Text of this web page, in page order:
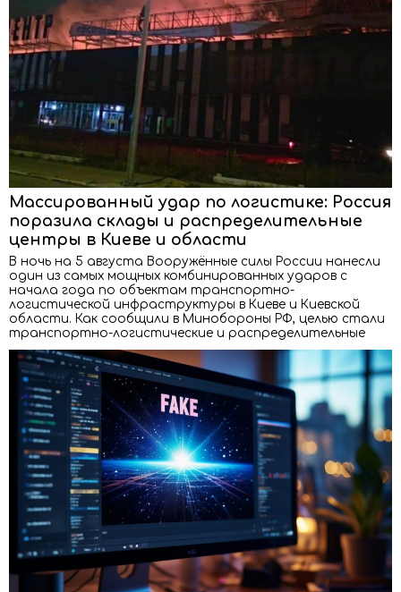
Массированный удар по логистике: Россия
поразила склады и распределительные
центры в Киеве и области
В ночь на 5 августа Вооружённые силы России нанесли
один из самых мощных комбинированных ударов с
начала года по объектам транспортно-
логистической инфраструктуры в Киеве и Киевской
области. Как сообщили в Минобороны РФ, целью стали
транспортно-логистические и распределительные